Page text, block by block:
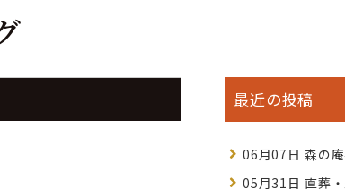
最近の投稿
06月07日 森の
05月31日 直葬